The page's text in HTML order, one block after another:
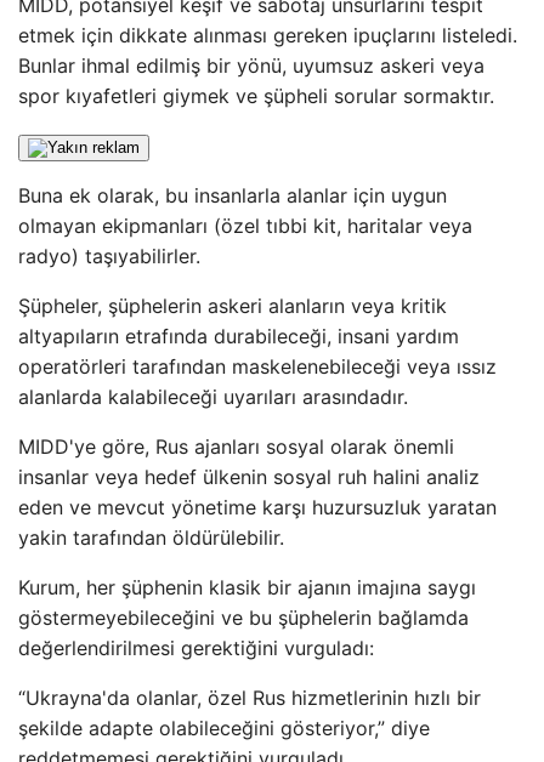
MIDD, potansiyel keşif ve sabotaj unsurlarını tespit
etmek için dikkate alınması gereken ipuçlarını listeledi.
Bunlar ihmal edilmiş bir yönü, uyumsuz askeri veya
spor kıyafetleri giymek ve şüpheli sorular sormaktır.
Buna ek olarak, bu insanlarla alanlar için uygun
olmayan ekipmanları (özel tıbbi kit, haritalar veya
radyo) taşıyabilirler.
Şüpheler, şüphelerin askeri alanların veya kritik
altyapıların etrafında durabileceği, insani yardım
operatörleri tarafından maskelenebileceği veya ıssız
alanlarda kalabileceği uyarıları arasındadır.
MIDD'ye göre, Rus ajanları sosyal olarak önemli
insanlar veya hedef ülkenin sosyal ruh halini analiz
eden ve mevcut yönetime karşı huzursuzluk yaratan
yakin tarafından öldürülebilir.
Kurum, her şüphenin klasik bir ajanın imajına saygı
göstermeyebileceğini ve bu şüphelerin bağlamda
değerlendirilmesi gerektiğini vurguladı:
“Ukrayna'da olanlar, özel Rus hizmetlerinin hızlı bir
şekilde adapte olabileceğini gösteriyor,” diye